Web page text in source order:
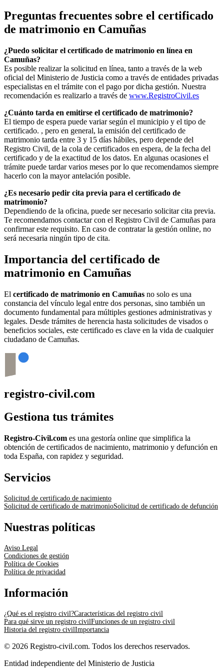
Preguntas frecuentes sobre el certificado
de matrimonio en Camuñas
¿Puedo solicitar el certificado de matrimonio en línea en
Camuñas?
Es posible realizar la solicitud en línea, tanto a través de la web
oficial del Ministerio de Justicia como a través de entidades privadas
especialistas en el trámite con el pago por dicha gestión. Nuestra
recomendación es realizarlo a través de www.RegistroCivil.es
¿Cuánto tarda en emitirse el certificado de matrimonio?
El tiempo de espera puede variar según el municipio y el tipo de
certificado. , pero en general, la emisión del certificado de
matrimonio tarda entre 3 y 15 días hábiles, pero depende del
Registro Civil, de la cola de certificados en espera, de la fecha del
certificado y de la exactitud de los datos. En algunas ocasiones el
trámite puede tardar varios meses por lo que recomendamos siempre
hacerlo con la mayor antelación posible.
¿Es necesario pedir cita previa para el certificado de
matrimonio?
Dependiendo de la oficina, puede ser necesario solicitar cita previa.
Te recomendamos contactar con el Registro Civil de Camuñas para
confirmar este requisito. En caso de contratar la gestión online, no
será necesaria ningún tipo de cita.
Importancia del certificado de
matrimonio en Camuñas
El certificado de matrimonio en Camuñas no solo es una
constancia del vínculo legal entre dos personas, sino también un
documento fundamental para múltiples gestiones administrativas y
legales. Desde trámites de herencia hasta solicitudes de visados o
beneficios sociales, este certificado es clave en la vida de cualquier
ciudadano de Camuñas.
registro-civil.com
Gestiona tus trámites
Registro-Civil.com es una gestoría online que simplifica la
obtención de certificados de nacimiento, matrimonio y defunción en
toda España, con rapidez y seguridad.
Servicios
Solicitud de certificado de nacimiento
Solicitud de certificado de matrimonioSolicitud de certificado de defunción
Nuestras políticas
Aviso Legal
Condiciones de gestión
Política de Cookies
Política de privacidad
Información
¿Qué es el registro civil?Características del registro civil
Para qué sirve un registro civilFunciones de un registro civil
Historia del registro civilImportancia
© 2026 Registro-civil.com. Todos los derechos reservados.
Entidad independiente del Ministerio de Justicia